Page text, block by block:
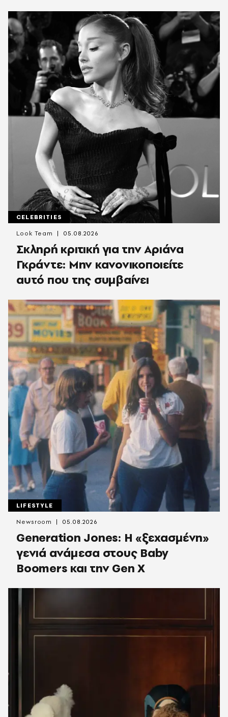
CELEBRITIES
Σκληρή κριτική για την Αριάνα
Γκράντε: Μην κανονικοποιείτε
αυτό που της συμβαίνει
Look Team 05.08.2026
LIFESTYLE
Generation Jones: Η «ξεχασμένη»
γενιά ανάμεσα στους Baby
Boomers και την Gen X
Newsroom 05.08.2026